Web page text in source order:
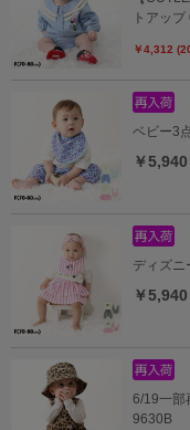
トアッ
￥4,312
ベビー3
￥5,940
ディズニ
￥5,940
6/19一部
9630B